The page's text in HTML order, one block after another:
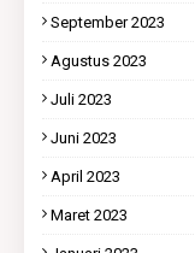
September 2023
Agustus 2023
Juli 2023
Juni 2023
April 2023
Maret 2023